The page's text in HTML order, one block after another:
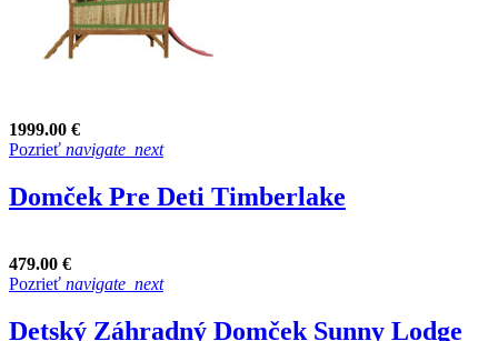
1999.00 €
Pozrieť navigate_next
Domček Pre Deti Timberlake
479.00 €
Pozrieť navigate_next
Detský Záhradný Domček Sunny Lodge